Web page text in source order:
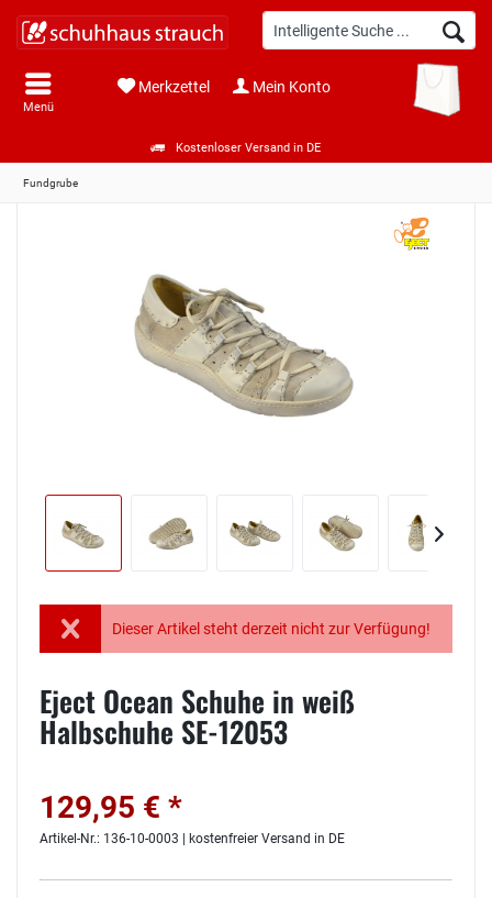
Kostenloser Versand in DE
Menü
Merkzettel Mein Konto
Fundgrube
Dieser Artikel steht derzeit nicht zur Verfügung!
Eject Ocean Schuhe in weiß
Halbschuhe SE-12053
129,95 € *
Artikel-Nr.: 136-10-0003 | kostenfreier Versand in DE